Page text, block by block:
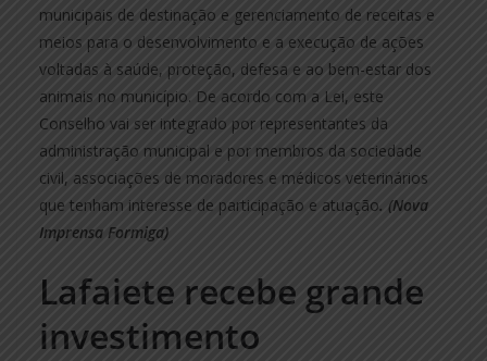
municipais de destinação e gerenciamento de receitas e
meios para o desenvolvimento e a execução de ações
voltadas à saúde, proteção, defesa e ao bem-estar dos
animais no município. De acordo com a Lei, este
Conselho vai ser integrado por representantes da
administração municipal e por membros da sociedade
civil, associações de moradores e médicos veterinários
que tenham interesse de participação e atuação. (Nova
Imprensa Formiga)
Lafaiete recebe grande
investimento